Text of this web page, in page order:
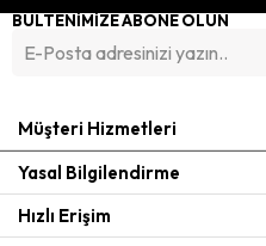
BÜLTENİMİZE ABONE OLUN
Müşteri Hizmetleri
Yasal Bilgilendirme
Hızlı Erişim